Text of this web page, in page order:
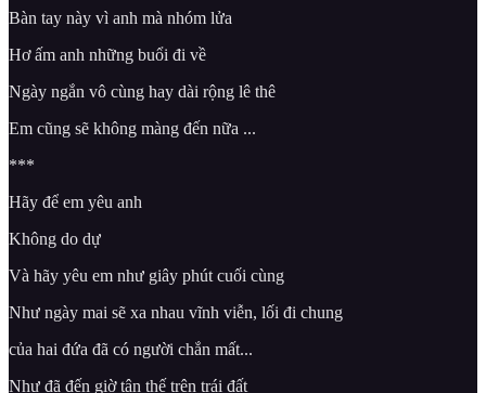
Bàn tay này vì anh mà nhóm lửa
Hơ ấm anh những buổi đi về
Ngày ngắn vô cùng hay dài rộng lê thê
Em cũng sẽ không màng đến nữa ...
***
Hãy để em yêu anh
Không do dự
Và hãy yêu em như giây phút cuối cùng
Như ngày mai sẽ xa nhau vĩnh viễn, lối đi chung
của hai đứa đã có người chắn mất...
Như đã đến giờ tận thế trên trái đất